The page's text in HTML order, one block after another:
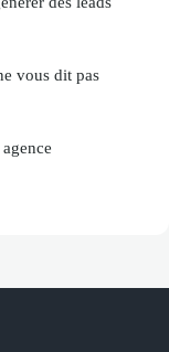
vous dit pas